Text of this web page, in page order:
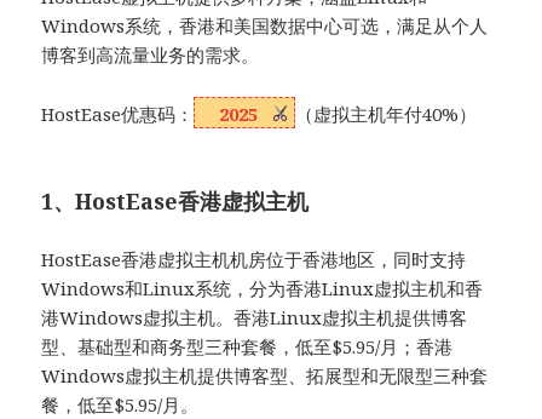
Windows系统，香港和美国数据中心可选，满足从个人
博客到高流量业务的需求。
HostEase优惠码： 2025 （虚拟主机年付40%）
1、HostEase香港虚拟主机
HostEase香港虚拟主机机房位于香港地区，同时支持
Windows和Linux系统，分为香港Linux虚拟主机和香
港Windows虚拟主机。香港Linux虚拟主机提供博客
型、基础型和商务型三种套餐，低至$5.95/月；香港
Windows虚拟主机提供博客型、拓展型和无限型三种套
餐，低至$5.95/月。